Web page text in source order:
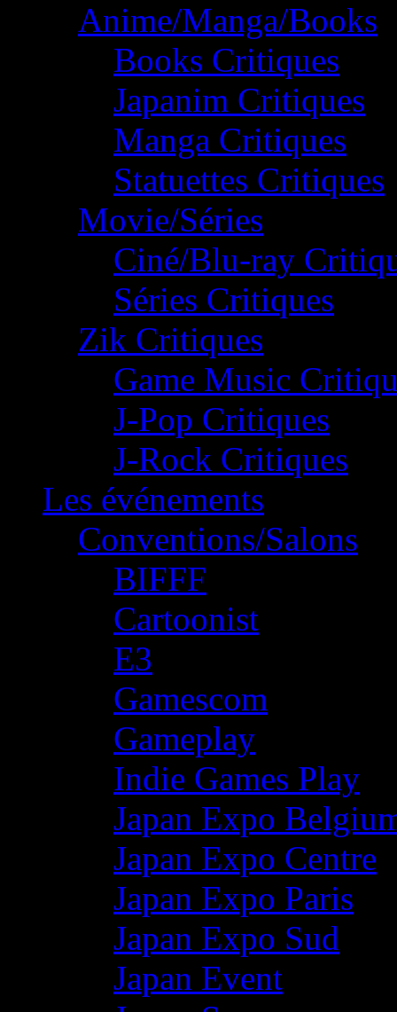
Anime/Manga/Books
Books Critiques
Japanim Critiques
Manga Critiques
Statuettes Critiques
Movie/Séries
Ciné/Blu-ray
Séries Critiques
Zik Critiques
Game Music
J-Pop Critiques
J-Rock Critiques
Les événements
Conventions/Salons
BIFFF
Cartoonist
E3
Gamescom
Gameplay
Indie Games Play
Japan Expo
Japan Expo Centre
Japan Expo Paris
Japan Expo Sud
Japan Event